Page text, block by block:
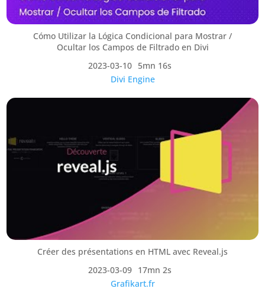
Cómo Utilizar la Lógica Condicional para Mostrar /
Ocultar los Campos de Filtrado en Divi
2023-03-10
5mn 16s
Divi Engine
Créer des présentations en HTML avec Reveal.js
2023-03-09
17mn 2s
Grafikart.fr